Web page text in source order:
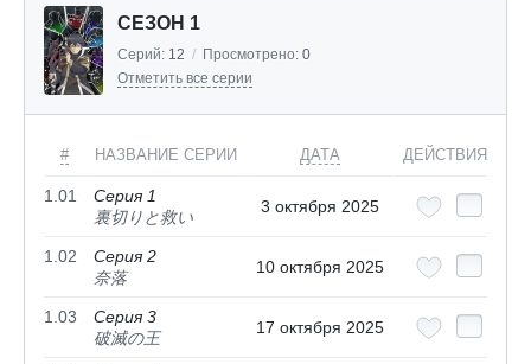
СЕЗОН 1
Серий: 12 / Просмотрено: 0
Отметить все серии
# НАЗВАНИЕ СЕРИИ ДАТА ДЕЙСТВИЯ
1.01
Серия 1
裏切りと救い
3 октября 2025
1.02
Серия 2
奈落
10 октября 2025
1.03
Серия 3
破滅の王
17 октября 2025